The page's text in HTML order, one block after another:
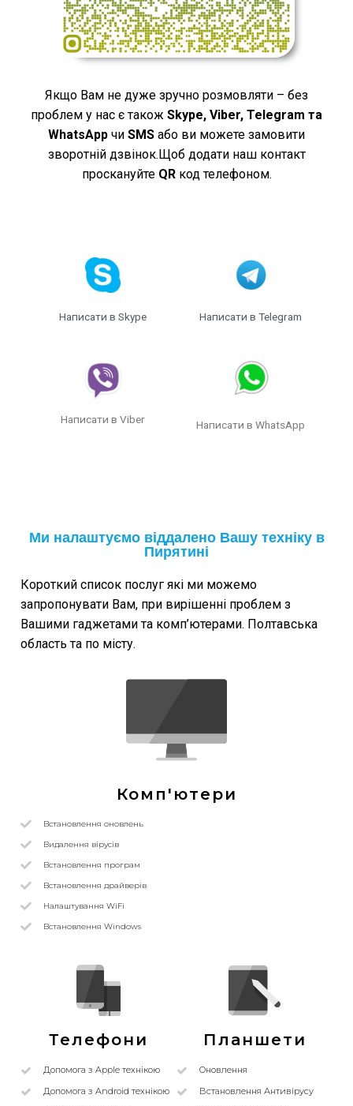
Якщо Вам не дуже зручно розмовляти – без
проблем у нас є також Skype, Viber, Telegram та
WhatsApp ​ чи SMS або ви можете замовити
зворотній дзвінок.Щоб додати наш контакт
проскануйте QRкод телефоном.
Написати в Skype
Написати в Viber
Написати в Telegram
Написати в WhatsApp
Ми налаштуємо віддалено Вашу техніку в
Пирятині
Короткий список послуг які ми можемо
запропонувати Вам, при вирішенні проблем з
Вашими гаджетами та комп’ютерами. Полтавська
область та по місту.
Комп'ютери
Встановлення оновлень
Видалення вірусів
Встановлення програм
Встановлення драйверів
Налаштування WiFi
Встановлення Windows
Телефони
Допомога з Apple технікою
Допомога з Android технікою
Планшети
Оновлення
Встановлення Антивірусу